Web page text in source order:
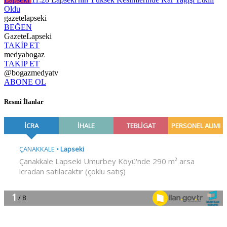
Oldu
gazetelapseki
BEĞEN
GazeteLapseki
TAKİP ET
medyabogaz
TAKİP ET
@bogazmedyatv
ABONE OL
Resmî İlanlar